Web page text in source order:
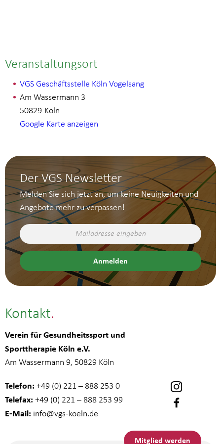
Veranstaltungsort
VGS Geschäftsstelle Köln Vogelsang
Am Wassermann 3
Köln
50829
Google Karte anzeigen
Der VGS Newsletter
Melden Sie sich jetzt an, um keine Neuigkeiten und
Angebote mehr zu verpassen!
Kontakt
Verein für Gesundheitssport und
Sporttherapie Köln e.V.
Am Wassermann 9, 50829 Köln
Telefon: +49 (0) 221 – 888 253 0
Telefax: +49 (0) 221 – 888 253 99
E-Mail: info@vgs-koeln.de
Mitglied werden